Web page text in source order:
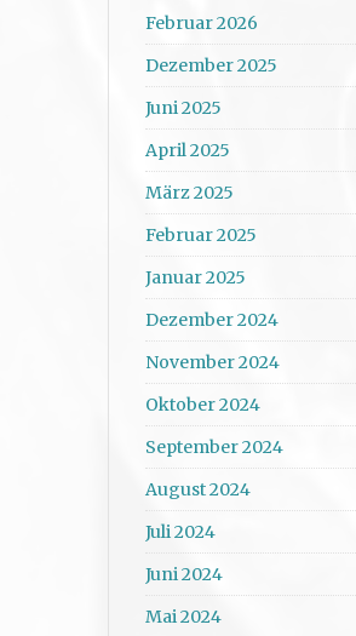
Februar 2026
Dezember 2025
Juni 2025
April 2025
März 2025
Februar 2025
Januar 2025
Dezember 2024
November 2024
Oktober 2024
September 2024
August 2024
Juli 2024
Juni 2024
Mai 2024